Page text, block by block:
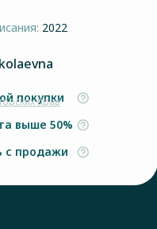
2022
прав
покупки
выше 50%
с продажи